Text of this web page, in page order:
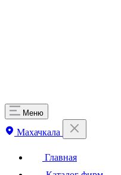
Меню
Махачкала
Главная